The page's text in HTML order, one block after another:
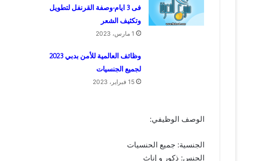
فى 3 ايام-وصفة القرنفل لتطويل
وتكثيف الشعر
1 مارس، 2023
وظائف العالمية للأمن بدبي 2023
لجميع الجنسيات
15 فبراير، 2023
الوصف الوظيفي:
الجنسية: جميع الحنسيات
الجنس: ذكور و إناث